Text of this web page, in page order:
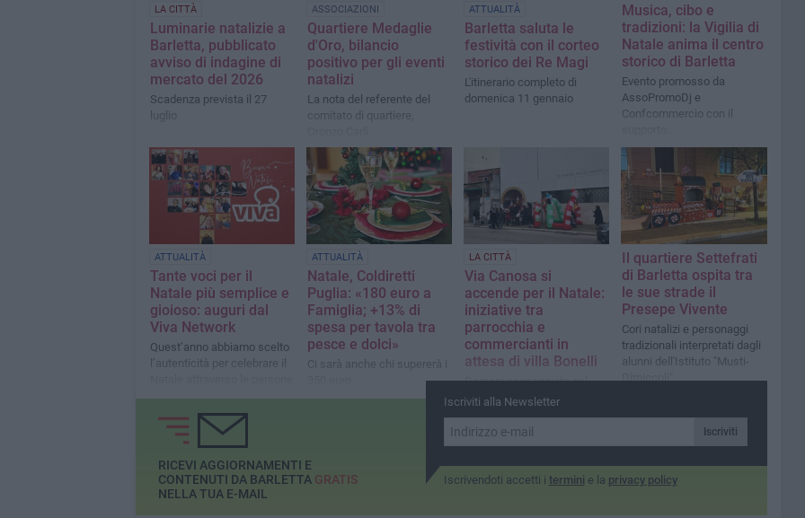
LA CITTÀ
Luminarie natalizie a
Barletta, pubblicato
avviso di indagine di
mercato del 2026
Scadenza prevista il 27
luglio
ASSOCIAZIONI
Quartiere Medaglie
d'Oro, bilancio
positivo per gli eventi
natalizi
La nota del referente del
comitato di quartiere,
ATTUALITÀ
Barletta saluta le
festività con il corteo
storico dei Re Magi
L'itinerario completo di
domenica 11 gennaio
Musica, cibo e
tradizioni: la Vigilia di
Natale anima il centro
storico di Barletta
Evento promosso da
AssoPromoDj e
Confcommercio con il
dell'amministrazione
ATTUALITÀ
Tante voci per il
Natale più semplice e
gioioso: auguri dal
Viva Network
Quest’anno abbiamo scelto
l’autenticità per celebrare il
ATTUALITÀ
Natale, Coldiretti
Puglia: «180 euro a
Famiglia; +13% di
spesa per tavola tra
pesce e dolci»
Ci sarà anche chi supererà i
LA CITTÀ
Via Canosa si
accende per il Natale:
iniziative tra
parrocchia e
commercianti in
attesa di villa Bonelli
Domani passeggiata nel
quartiere con la Santa
Il quartiere Settefrati
di Barletta ospita tra
le sue strade il
Presepe Vivente
Cori natalizi e personaggi
tradizionali interpretati dagli
alunni dell'Istituto "Musti-
Iscriviti alla Newsletter
Iscriviti
Iscrivendoti accetti i termini e la privacy policy
RICEVI AGGIORNAMENTI E
CONTENUTI DA BARLETTA GRATIS
NELLA TUA E-MAIL